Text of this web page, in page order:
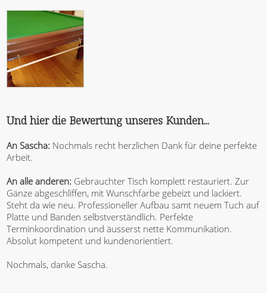
Und hier die Bewertung unseres Kunden...
An Sascha: Nochmals recht herzlichen Dank für deine perfekte
Arbeit.
An alle anderen: Gebrauchter Tisch komplett restauriert. Zur
Gänze abgeschliffen, mit Wunschfarbe gebeizt und lackiert.
Steht da wie neu. Professioneller Aufbau samt neuem Tuch auf
Platte und Banden selbstverständlich. Perfekte
Terminkoordination und äusserst nette Kommunikation.
Absolut kompetent und kundenorientiert.
Nochmals, danke Sascha.